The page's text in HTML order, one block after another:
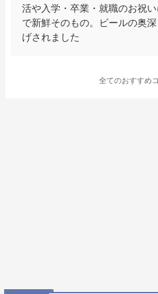
活や入学・卒業・就職のお祝
で新鮮そのもの。ビールの奥
げされました
全てのおすすめ